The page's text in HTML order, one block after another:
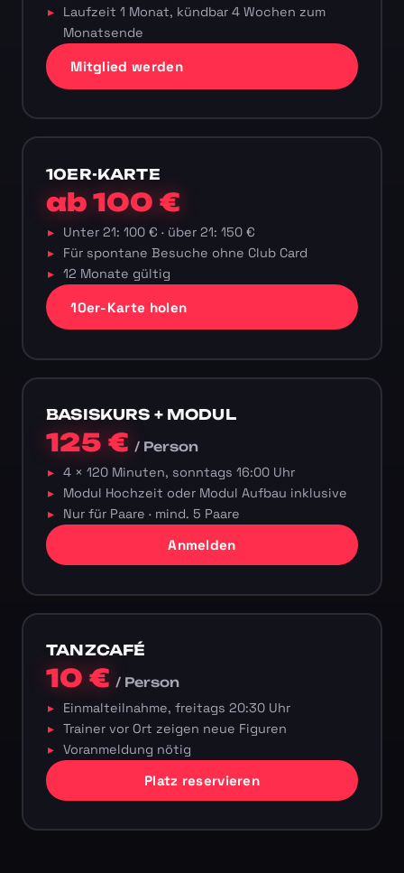
Laufzeit 1 Monat, kündbar 4 Wochen zum
Monatsende
Mitglied werden
10ER-KARTE
ab 100 €
Unter 21: 100 € · über 21: 150 €
Für spontane Besuche ohne Club Card
12 Monate gültig
10er-Karte holen
BASISKURS + MODUL
125 €/ Person
4 × 120 Minuten, sonntags 16:00 Uhr
Modul Hochzeit oder Modul Aufbau inklusive
Nur für Paare · mind. 5 Paare
Anmelden
TANZCAFÉ
10 €/ Person
Einmalteilnahme, freitags 20:30 Uhr
Trainer vor Ort zeigen neue Figuren
Voranmeldung nötig
Platz reservieren